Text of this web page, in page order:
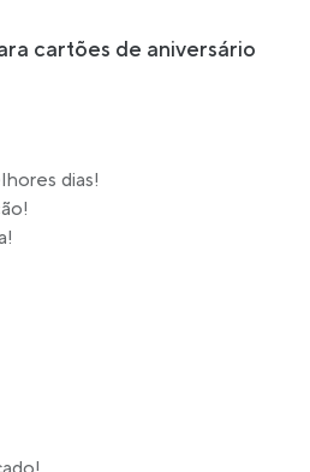
cartões de aniversário
dias!